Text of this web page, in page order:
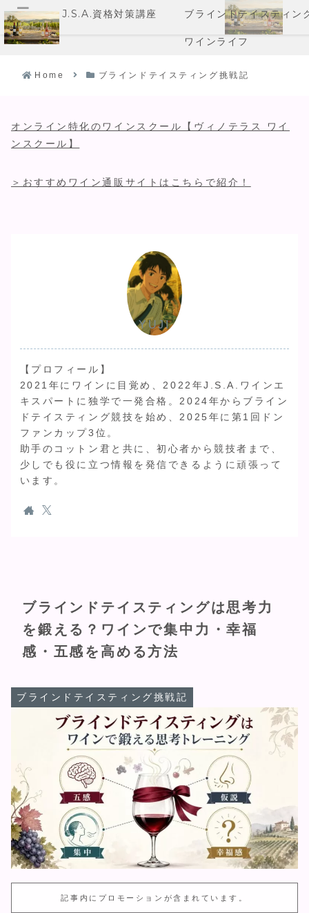
J.S.A.資格対策講座 ブラインドテイスティン
ワインライフ
Home ブラインドテイスティング挑戦記
ブラインドテイスティングは思考力
を鍛える？ワインで集中力・幸福
感・五感を高める方法
オンライン特化のワインスクール【ヴィノテラス ワイ
ンスクール】
ブラインドテイスティング挑戦記
記事内にプロモーションが含まれています。
＞おすすめワイン通販サイトはこちらで紹介！
YUJI
【プロフィール】
2021年にワインに目覚め、2022年J.S.A.ワインエ
キスパートに独学で一発合格。2024年からブライン
ドテイスティング競技を始め、2025年に第1回ドン
ファンカップ3位。
助手のコットン君と共に、初心者から競技者まで、
少しでも役に立つ情報を発信できるように頑張って
います。
メニュー